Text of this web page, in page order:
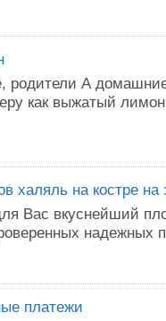
родители А
как выжатый
халяль на костре на
Вас вкуснейший
надежных
платежи